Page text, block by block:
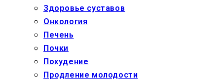
Здоровье суставов
Онкология
Печень
Почки
Похудение
Продление молодости